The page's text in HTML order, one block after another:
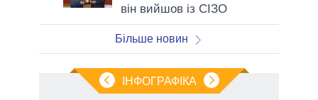
він вийшов із СІЗО
Більше новин
ІНФОГРАФІКА